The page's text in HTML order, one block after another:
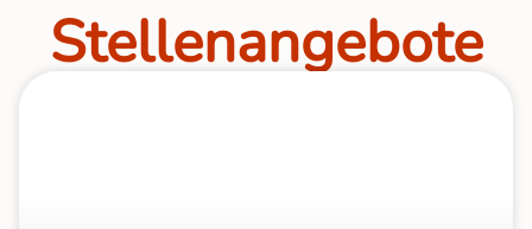
Stellen­angebote